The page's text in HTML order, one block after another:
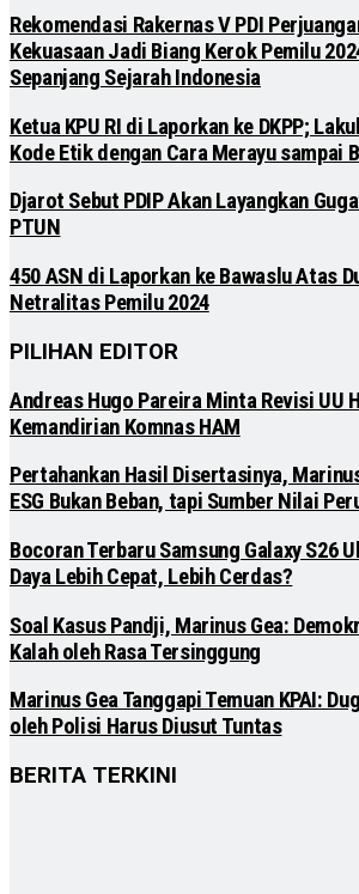
Rekomendasi Rakernas V PDI
Kekuasaan Jadi Biang Kerok Pemilu
Sepanjang Sejarah Indonesia
Ketua KPU RI di Laporkan ke DKPP;
Kode Etik dengan Cara Merayu sampai
Djarot Sebut PDIP Akan Layangkan
PTUN
450 ASN di Laporkan ke Bawaslu Atas
Netralitas Pemilu 2024
PILIHAN EDITOR
Andreas Hugo Pareira Minta Revisi UU
Kemandirian Komnas HAM
Pertahankan Hasil Disertasinya,
ESG Bukan Beban, tapi Sumber Nilai
Bocoran Terbaru Samsung Galaxy S26
Daya Lebih Cepat, Lebih Cerdas?
Soal Kasus Pandji, Marinus Gea:
Kalah oleh Rasa Tersinggung
Marinus Gea Tanggapi Temuan KPAI:
oleh Polisi Harus Diusut Tuntas
BERITA TERKINI